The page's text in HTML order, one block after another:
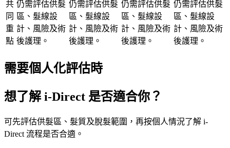
共
同
重
點
仍需評估供髮
區、髮線設
計、風險及術
後護理。
仍需評估供髮
區、髮線設
計、風險及術
後護理。
仍需評估供髮
區、髮線設
計、風險及術
後護理。
仍需評估供髮
區、髮線設
計、風險及術
後護理。
需要個人化評估時
想了解 i-Direct 是否適合你？
可先評估供髮區、髮質及脫髮範圍，再按個人情況了解 i-
Direct 流程是否合適。